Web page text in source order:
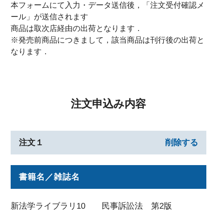
本フォームにて入力・データ送信後，「注文受付確認メ
ール」が送信されます
商品は取次店経由の出荷となります．
※発売前商品につきまして，該当商品は刊行後の出荷と
なります．
注文申込み内容
注文１ 削除する
書籍名／雑誌名
新法学ライブラリ10 民事訴訟法 第2版